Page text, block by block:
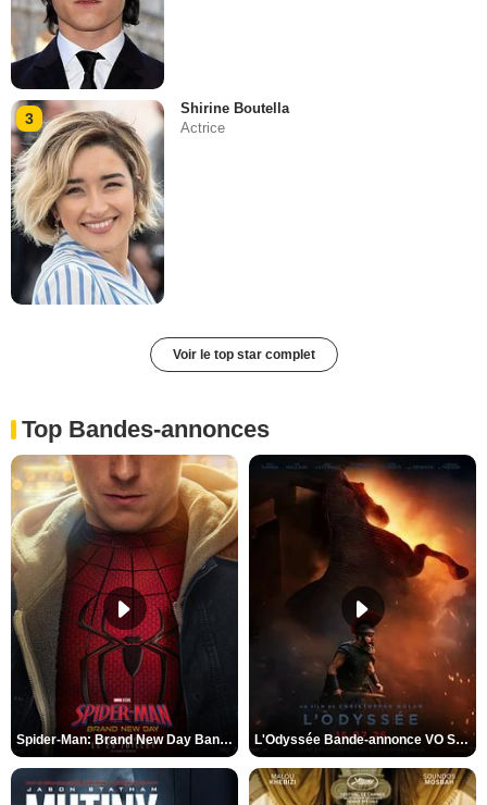
3
Shirine Boutella
Actrice
Voir le top star complet
Top Bandes-annonces
Spider-Man: Brand New Day Bande-annonce VO STFR L'Odyssée Bande-annonce VO STFR